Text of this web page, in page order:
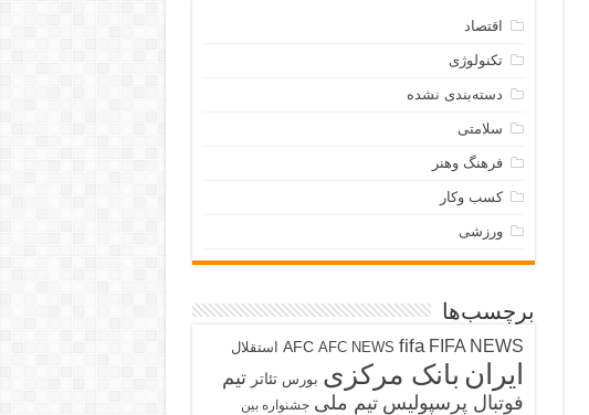
اقتصاد
تکنولوژی
دسته‌بندی نشده
سلامتی
فرهنگ وهنر
کسب وکار
ورزشی
برچسب‌ها
AFC AFC NEWS fifa FIFA NEWS استقلال
ایران بانک مرکزی بورس تئاتر تیم
فوتبال پرسپولیس تیم ملی جشنواره بین